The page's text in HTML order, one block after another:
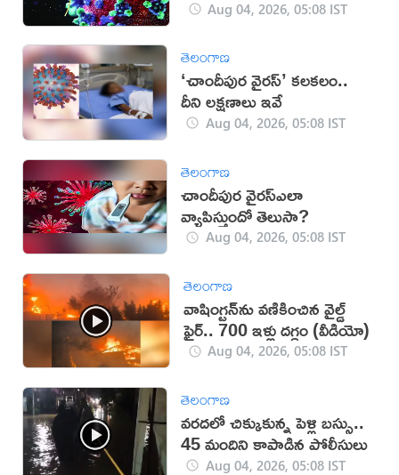
Aug 04, 2026, 05:08 IST
తెలంగాణ
‘చాందీపుర వైరస్’ కలకలం..
దీని ల‌క్ష‌ణాలు ఇవే
Aug 04, 2026, 05:08 IST
తెలంగాణ
చాందీపుర వైరస్ఎలా
వ్యాపిస్తుందో తెలుసా?
Aug 04, 2026, 05:08 IST
తెలంగాణ
వాషింగ్టన్‌ను వణికించిన వైల్డ్
ఫైర్.. 700 ఇళ్లు దగ్ధం (వీడియో)
Aug 04, 2026, 05:08 IST
తెలంగాణ
వరదలో చిక్కుకున్న పెళ్లి బస్సు..
45 మందిని కాపాడిన పోలీసులు
Aug 04, 2026, 05:08 IST